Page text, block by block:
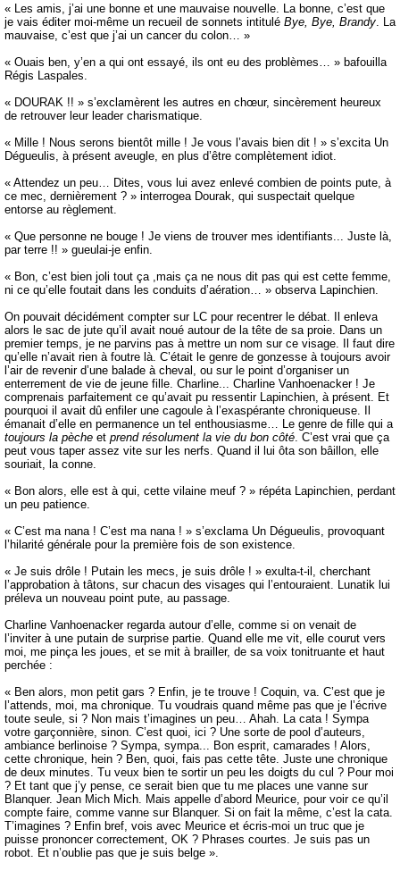
« Les amis, j’ai une bonne et une mauvaise nouvelle. La bonne, c’est que
je vais éditer moi-même un recueil de sonnets intitulé Bye, Bye, Brandy . La
mauvaise, c’est que j’ai un cancer du colon… »
« Ouais ben, y’en a qui ont essayé, ils ont eu des problèmes… » bafouilla
Régis Laspales.
« DOURAK !! » s’exclamèrent les autres en chœur, sincèrement heureux
de retrouver leur leader charismatique.
« Mille ! Nous serons bientôt mille ! Je vous l’avais bien dit ! » s’excita Un
Dégueulis, à présent aveugle, en plus d’être complètement idiot.
« Attendez un peu… Dites, vous lui avez enlevé combien de points pute, à
ce mec, dernièrement ? » interrogea Dourak, qui suspectait quelque
entorse au règlement.
« Que personne ne bouge ! Je viens de trouver mes identifiants... Juste là,
par terre !! » gueulai-je enfin.
« Bon, c’est bien joli tout ça ,mais ça ne nous dit pas qui est cette femme,
ni ce qu’elle foutait dans les conduits d’aération… » observa Lapinchien.
On pouvait décidément compter sur LC pour recentrer le débat. Il enleva
alors le sac de jute qu’il avait noué autour de la tête de sa proie. Dans un
premier temps, je ne parvins pas à mettre un nom sur ce visage. Il faut dire
qu’elle n’avait rien à foutre là. C’était le genre de gonzesse à toujours avoir
l’air de revenir d’une balade à cheval, ou sur le point d’organiser un
enterrement de vie de jeune fille. Charline... Charline Vanhoenacker ! Je
comprenais parfaitement ce qu’avait pu ressentir Lapinchien, à présent. Et
pourquoi il avait dû enfiler une cagoule à l’exaspérante chroniqueuse. Il
émanait d’elle en permanence un tel enthousiasme… Le genre de fille qui a
toujours la pèche et prend résolument la vie du bon côté . C’est vrai que ça
peut vous taper assez vite sur les nerfs. Quand il lui ôta son bâillon, elle
souriait, la conne.
« Bon alors, elle est à qui, cette vilaine meuf ? » répéta Lapinchien, perdant
un peu patience.
« C’est ma nana ! C’est ma nana ! » s’exclama Un Dégueulis, provoquant
l’hilarité générale pour la première fois de son existence.
« Je suis drôle ! Putain les mecs, je suis drôle ! » exulta-t-il, cherchant
l’approbation à tâtons, sur chacun des visages qui l’entouraient. Lunatik lui
préleva un nouveau point pute, au passage.
Charline Vanhoenacker regarda autour d’elle, comme si on venait de
l’inviter à une putain de surprise partie. Quand elle me vit, elle courut vers
moi, me pinça les joues, et se mit à brailler, de sa voix tonitruante et haut
perchée :
« Ben alors, mon petit gars ? Enfin, je te trouve ! Coquin, va. C’est que je
l’attends, moi, ma chronique. Tu voudrais quand même pas que je l’écrive
toute seule, si ? Non mais t’imagines un peu… Ahah. La cata ! Sympa
votre garçonnière, sinon. C’est quoi, ici ? Une sorte de pool d’auteurs,
ambiance berlinoise ? Sympa, sympa... Bon esprit, camarades ! Alors,
cette chronique, hein ? Ben, quoi, fais pas cette tête. Juste une chronique
de deux minutes. Tu veux bien te sortir un peu les doigts du cul ? Pour moi
? Et tant que j’y pense, ce serait bien que tu me places une vanne sur
Blanquer. Jean Mich Mich. Mais appelle d’abord Meurice, pour voir ce qu’il
compte faire, comme vanne sur Blanquer. Si on fait la même, c’est la cata.
T’imagines ? Enfin bref, vois avec Meurice et écris-moi un truc que je
puisse prononcer correctement, OK ? Phrases courtes. Je suis pas un
robot. Et n’oublie pas que je suis belge ».